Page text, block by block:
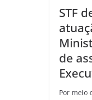
STF
de
Por meio